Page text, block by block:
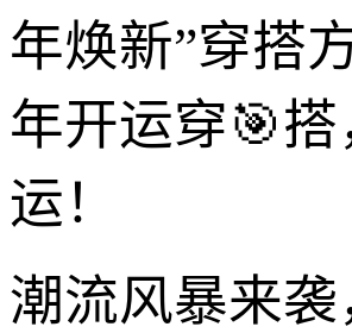
年焕新”穿搭
年开运穿🎯
运！
潮流风暴来